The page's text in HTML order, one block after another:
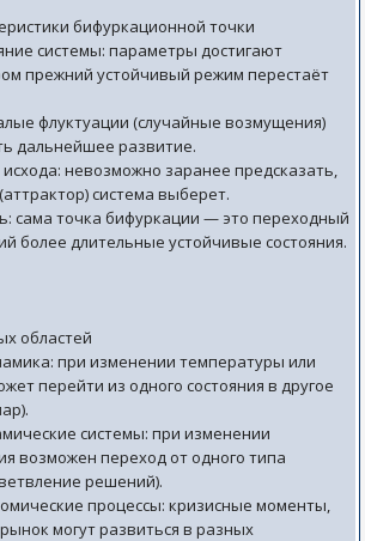
бифуркационной точки
системы: параметры достигают
прежний устойчивый режим перестаёт
флуктуации (случайные возмущения)
дальнейшее развитие.
невозможно заранее предсказать,
система выберет.
сама точка бифуркации — это переходный
более длительные устойчивые состояния.
областей
при изменении температуры или
перейти из одного состояния в другое
системы: при изменении
возможен переход от одного типа
решений).
процессы: кризисные моменты,
могут развиться в разных